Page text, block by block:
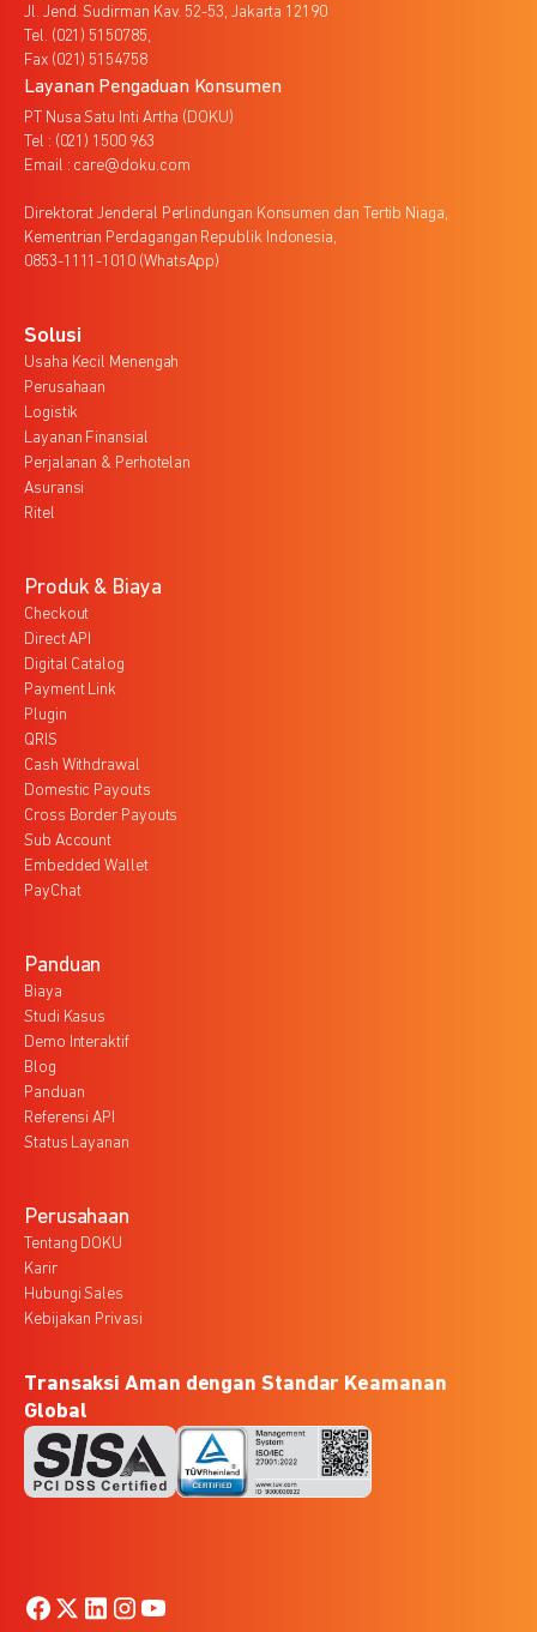
Jl. Jend. Sudirman Kav. 52-53, Jakarta 12190
Tel. (021) 5150785,
Fax (021) 5154758
Layanan Pengaduan Konsumen
PT Nusa Satu Inti Artha (DOKU)
Tel : (021) 1500 963
Email : care@doku.com
Direktorat Jenderal Perlindungan Konsumen dan Tertib Niaga,
Kementrian Perdagangan Republik Indonesia,
0853-1111-1010 (WhatsApp)
Solusi
Usaha Kecil Menengah
Perusahaan
Logistik
Layanan Finansial
Perjalanan & Perhotelan
Asuransi
Ritel
Produk & Biaya
Checkout
Direct API
Digital Catalog
Payment Link
Plugin
QRIS
Cash Withdrawal
Domestic Payouts
Cross Border Payouts
Sub Account
Embedded Wallet
PayChat
Panduan
Biaya
Studi Kasus
Demo Interaktif
Blog
Panduan
Referensi API
Status Layanan
Perusahaan
Tentang DOKU
Karir
Hubungi Sales
Kebijakan Privasi
Transaksi Aman dengan Standar Keamanan
Global